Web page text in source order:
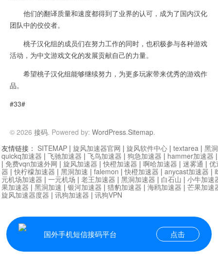
他们的翻译质量和速度都得到了业界的认可，成为了国内汉化
团队中的佼佼者。
桃子汉化组的成员们在努力工作的同时，也积极参与各种游戏
活动，为中文游戏文化的发展贡献自己的力量。
希望桃子汉化组能够继续努力，为更多玩家带来优秀的游戏作
品。
#33#
© 2026 接码. Powered by: WordPress.Sitemap.
国外手机短信接码平台 点击
友情链接： SITEMAP | 旋风加速器官网 | 旋风软件中心 | textarea | 黑
quickq加速器 | 飞驰加速器 | 飞鸟加速器 | 狗急加速器 | hammer加速器
| 免费vqn加速外网 | 旋风加速器 |快橙加速器 | 啊哈加速器 | 迷雾通 | 优
器 |快柠檬加速器 | 黑洞加速 | falemon |快橙加速器 | anycast加速器 |
元机场加速器 | 一元机场 | 老王加速器 | 黑洞加速器 | 白石山 | 小牛加速
果加速器 | 黑洞加速 | 银河加速器 | 猎豹加速器 | 海鸥加速器 | 芒果加速
旋风加速器度器 | 讯狗加速器 | 讯狗VPN